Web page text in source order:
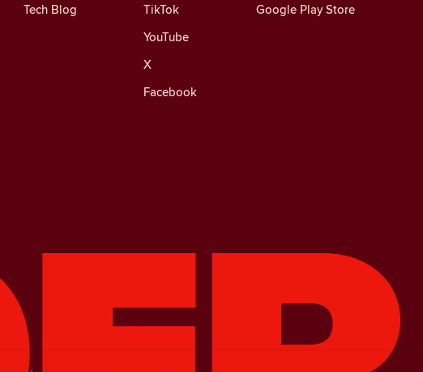
TikTok
YouTube
X
Facebook
Tech Blog
Google Play Store